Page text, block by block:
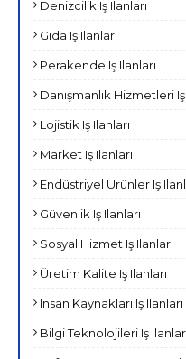
Denizcilik Iş Ilanları
Gıda Iş Ilanları
Perakende Iş Ilanları
Danışmanlık Hizmetleri Iş
Lojistik Iş Ilanları
Market Iş Ilanları
Endüstriyel Ürünler Iş
Güvenlik Iş Ilanları
Sosyal Hizmet Iş Ilanları
Üretim Kalite Iş Ilanları
Insan Kaynakları Iş Ilanları
Bilgi Teknolojileri Iş